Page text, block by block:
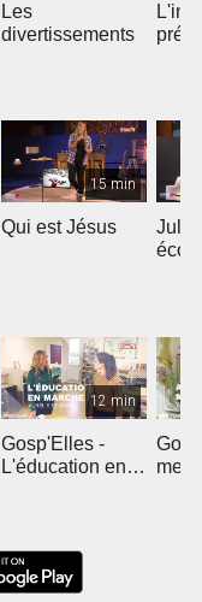
Les
divertissements
15 min
Qui est Jésus
12 min
Gosp'Elles -
L'éducation en
mes